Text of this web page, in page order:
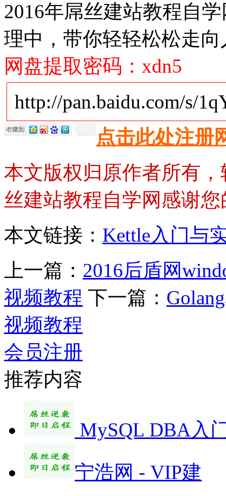
2016年屌丝建站教程自
理中，带你轻轻松松走
网盘提取密码：xdn5
http://pan.baidu.com/s/
点击此处注册
本文版权归原作者所有
丝建站教程自学网感谢
本文链接： Kettle入门与
上一篇： 2016后盾网
视频教程 下一篇：
视频教程
会员注册
推荐内容
MySQL DBA入
宁浩网 - VIP建